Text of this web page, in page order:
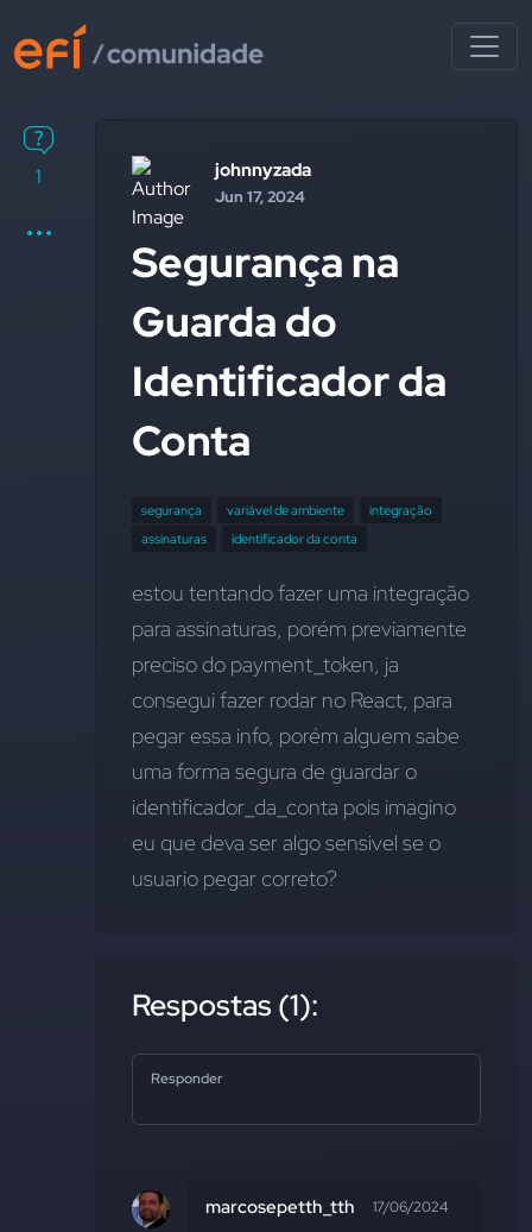
1 johnnyzada
Jun 17, 2024
Segurança na
Guarda do
Identificador da
Conta
segurança variável de ambiente
integração
assinaturas
identificador da conta
estou tentando fazer uma integração
para assinaturas, porém previamente
preciso do payment_token, ja
consegui fazer rodar no React, para
pegar essa info, porém alguem sabe
identificador_da_conta pois imagino
eu que deva ser algo sensivel se o
usuario pegar correto?
Respostas (1):
Responder
marcosepetth_tth 17/06/2024